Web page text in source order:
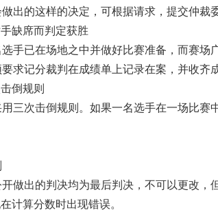
出的这样的决定，可根据请求，提交仲裁
缺席而判定获胜
选手已在场地之中并做好比赛准备，而赛
求记分裁判在成绩单上记录在案，并收齐
倒规则
用三次击倒规则。如果一名选手在一场比
开做出的判决均为最后判决，不可以更改，
计算分数时出现错误。